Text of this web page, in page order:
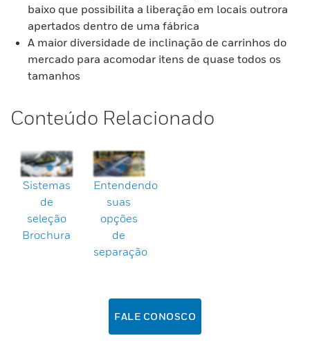
baixo que possibilita a liberação em locais outrora
apertados dentro de uma fábrica
A maior diversidade de inclinação de carrinhos do
mercado para acomodar itens de quase todos os
tamanhos
Conteúdo Relacionado
Sistemas
de
seleção
Brochura
Entendendo
suas
opções
de
separação
FALE CONOSCO